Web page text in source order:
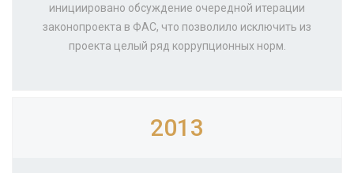
инициировано обсуждение очередной итерации
законопроекта в ФАС, что позволило исключить из
проекта целый ряд коррупционных норм.
2013